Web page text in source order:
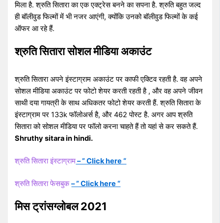
मिला है. श्रुति सितारा का एक एक्ट्रेस बनने का सपना है. श्रुति बहुत जल्द
ही बॉलीवुड फिल्मों में भी नजर आएंगी, क्योंकि उनको बॉलीवुड फिल्मों के कई
ऑफर आ रहे हैं.
श्रुति सितारा सोशल मीडिया अकाउंट
श्रुति सितारा अपने इंस्टाग्राम अकाउंट पर काफी एक्टिव रहती है. वह अपने
सोशल मीडिया अकाउंट पर फोटो शेयर करती रहती है , और वह अपने जीवन
साथी दया गायत्री के साथ अधिकतर फोटो शेयर करती हैं. श्रुति सितारा के
इंस्टाग्राम पर 133k फॉलोअर्स है, और 462 पोस्ट है. अगर आप श्रुति
सितारा को सोशल मीडिया पर फॉलो करना चाहते हैं तो यहां से कर सकते हैं.
Shruthy sitara in hindi.
श्रुति सितारा इंस्टाग्राम– ” Click here “
श्रुति सितारा फेसबुक– ” Click here “
मिस ट्रांसग्लोबल 2021